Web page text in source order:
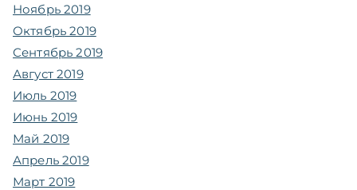
Ноябрь 2019
Октябрь 2019
Сентябрь 2019
Август 2019
Июль 2019
Июнь 2019
Май 2019
Апрель 2019
Март 2019